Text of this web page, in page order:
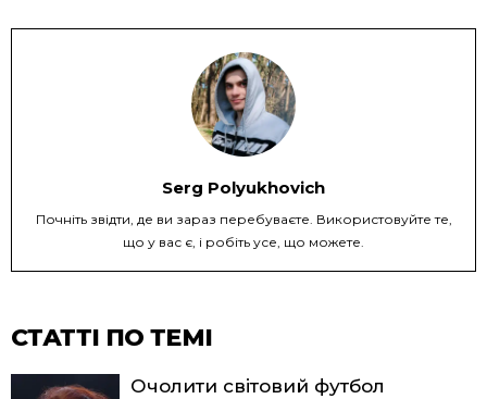
Serg Polyukhovich
Почніть звідти, де ви зараз перебуваєте. Використовуйте те,
що у вас є, і робіть усе, що можете.
СТАТТІ ПО ТЕМІ
Очолити світовий футбол